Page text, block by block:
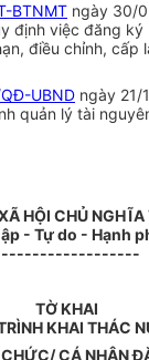
BTNMT ngày 30/
định việc đăng
điều chỉnh, cấp
UBND ngày 21/
quản lý tài
HỘI CHỦ NGHĨA
- Tự do - Hạnh
TỜ KHAI
KHAI THÁC
CÁ NHÂN